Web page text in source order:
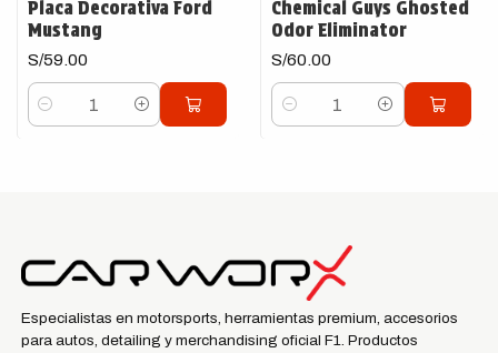
Placa Decorativa Ford
Mustang
S/59.00
Cantidad
Chemical Guys Ghosted
Odor Eliminator
S/60.00
Cantidad
Especialistas en motorsports, herramientas premium, accesorios
para autos, detailing y merchandising oficial F1. Productos